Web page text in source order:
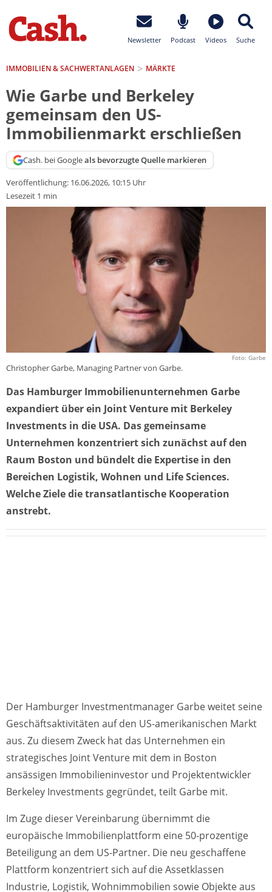
Newsletter Podcast Videos Suche
IMMOBILIEN & SACHWERTANLAGEN MÄRKTE
Wie Garbe und Berkeley
gemeinsam den US-
Immobilienmarkt erschließen
Cash. bei Googleals bevorzugte Quelle markieren
Veröffentlichung: 16.06.2026, 10:15 Uhr
Lesezeit 1 min
Foto: Garbe
Christopher Garbe, Managing Partner von Garbe.
Das Hamburger Immobilienunternehmen Garbe
expandiert über ein Joint Venture mit Berkeley
Investments in die USA. Das gemeinsame
Unternehmen konzentriert sich zunächst auf den
Raum Boston und bündelt die Expertise in den
Bereichen Logistik, Wohnen und Life Sciences.
Welche Ziele die transatlantische Kooperation
anstrebt.
Der Hamburger Investmentmanager Garbe weitet seine
Geschäftsaktivitäten auf den US-amerikanischen Markt
aus. Zu diesem Zweck hat das Unternehmen ein
strategisches Joint Venture mit dem in Boston
ansässigen Immobilieninvestor und Projektentwickler
Berkeley Investments gegründet, teilt Garbe mit.
Im Zuge dieser Vereinbarung übernimmt die
europäische Immobilienplattform eine 50-prozentige
Beteiligung an dem US-Partner. Die neu geschaffene
Plattform konzentriert sich auf die Assetklassen
Industrie, Logistik, Wohnimmobilien sowie Objekte aus